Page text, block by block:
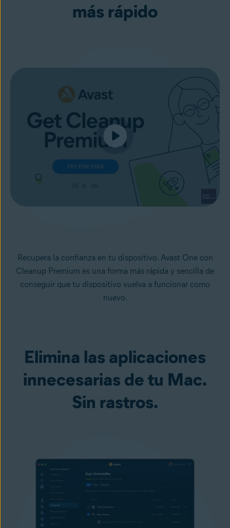
más rápido
Recupera la confianza en tu dispositivo. Avast One con
Cleanup Premium es una forma más rápida y sencilla de
conseguir que tu dispositivo vuelva a funcionar como
nuevo.
Elimina las aplicaciones
innecesarias de tu Mac.
Sin rastros.